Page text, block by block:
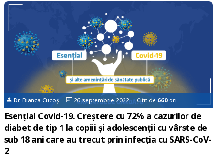
Dr. Bianca Cucoș 26 septembrie 2022 Citit de 660ori
Esențial Covid-19. Creștere cu 72% a cazurilor de
diabet de tip 1 la copiii și adolescenții cu vârste de
sub 18 ani care au trecut prin infecția cu SARS-CoV-
2